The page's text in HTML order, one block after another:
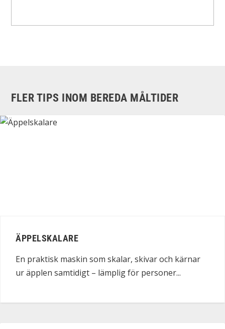
FLER TIPS INOM BEREDA MÅLTIDER
ÄPPELSKALARE
En praktisk maskin som skalar, skivar och kärnar
ur äpplen samtidigt – lämplig för personer...